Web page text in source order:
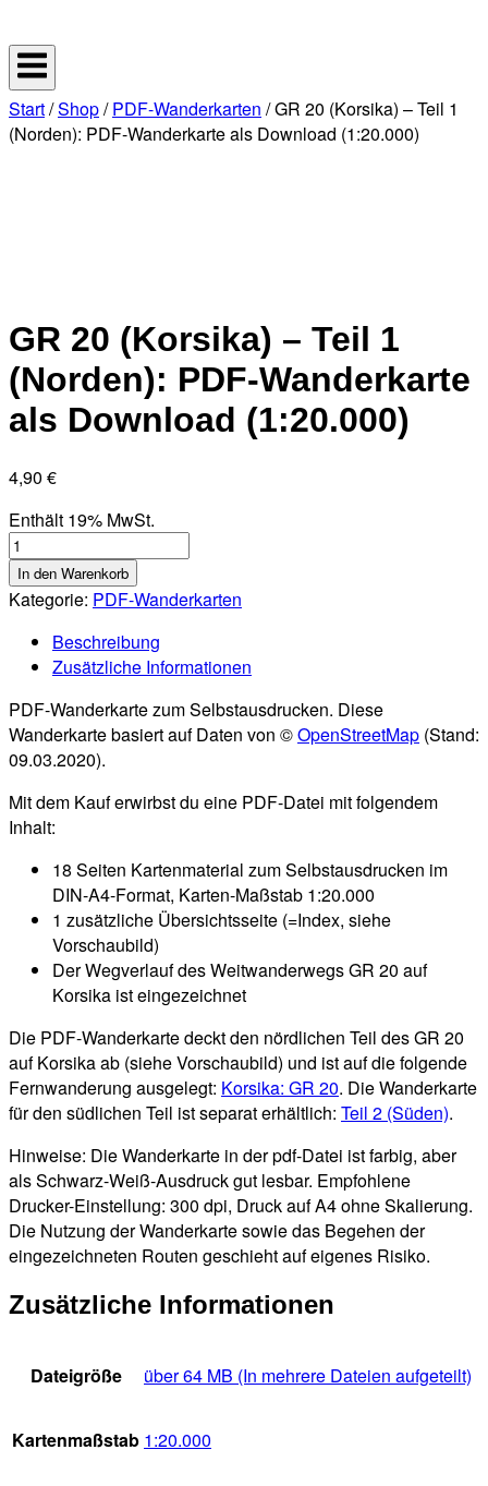
to
content
Start/Shop/PDF-Wanderkarten / GR 20 (Korsika) – Teil 1
(Norden): PDF-Wanderkarte als Download (1:20.000)
GR 20 (Korsika) – Teil 1
(Norden): PDF-Wanderkarte
als Download (1:20.000)
4,90 €
Enthält 19% MwSt.
GR
20
(Korsika)
Teil
PDF-
Wanderkarte
als
Download
(1:20.000)
Menge
In den Warenkorb
Kategorie: PDF-Wanderkarten
Beschreibung
Zusätzliche Informationen
PDF-Wanderkarte zum Selbstausdrucken. Diese
Wanderkarte basiert auf Daten von ©OpenStreetMap (Stand:
09.03.2020).
Mit dem Kauf erwirbst du eine PDF-Datei mit folgendem
Inhalt:
18 Seiten Kartenmaterial zum Selbstausdrucken im
DIN-A4-Format, Karten-Maßstab 1:20.000
1 zusätzliche Übersichtsseite (=Index, siehe
Vorschaubild)
Der Wegverlauf des Weitwanderwegs GR 20 auf
Korsika ist eingezeichnet
Die PDF-Wanderkarte deckt den nördlichen Teil des GR 20
auf Korsika ab (siehe Vorschaubild) und ist auf die folgende
Fernwanderung ausgelegt: Korsika: GR 20. Die Wanderkarte
für den südlichen Teil ist separat erhältlich: Teil 2 (Süden).
Hinweise: Die Wanderkarte in der pdf-Datei ist farbig, aber
als Schwarz-Weiß-Ausdruck gut lesbar. Empfohlene
Drucker-Einstellung: 300 dpi, Druck auf A4 ohne Skalierung.
Die Nutzung der Wanderkarte sowie das Begehen der
eingezeichneten Routen geschieht auf eigenes Risiko.
Zusätzliche Informationen
Dateigröße über 64 MB (In mehrere Dateien aufgeteilt)
Kartenmaßstab 1:20.000